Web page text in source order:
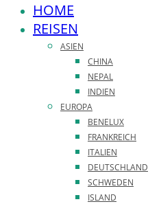
HOME
REISEN
ASIEN
CHINA
NEPAL
INDIEN
EUROPA
BENELUX
FRANKREICH
ITALIEN
DEUTSCHLAND
SCHWEDEN
ISLAND